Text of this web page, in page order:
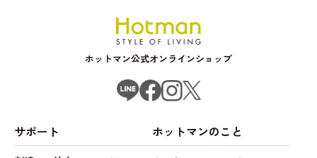
ホットマン公式オンラインショップ
サポート ホットマンのこと